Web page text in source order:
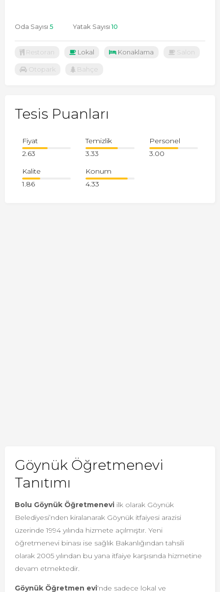
Oda Sayısı 5 Yatak Sayısı10
Restoran Lokal Konaklama Salon
Otopark Bahçe
Tesis Puanları
Fiyat
2.63
Temizlik
3.33
Personel
3.00
Kalite
1.86
Konum
4.33
Göynük Öğretmenevi
Tanıtımı
Bolu Göynük Öğretmenevi ilk olarak Göynük
Belediyesi’nden kiralanarak Göynük itfaiyesi arazisi
üzerinde 1994 yılında hizmete açılmıştır. Yeni
öğretmenevi binası ise sağlık Bakanlığından tahsili
olarak 2005 yılından bu yana itfaiye karşısında hizmetine
devam etmektedir.
Göynük Öğretmen evi‘nde sadece lokal ve